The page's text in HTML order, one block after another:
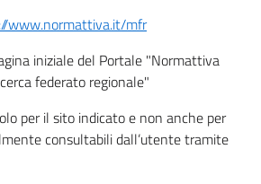
www.normattiva.it/mfr
iniziale del Portale "Normattiva
federato regionale"
per il sito indicato e non anche per
consultabili dall’utente tramite